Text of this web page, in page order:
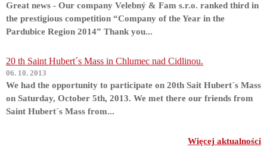
Great news - Our company Velebný & Fam s.r.o. ranked third in
the prestigious competition “Company of the Year in the
Pardubice Region 2014” Thank you...
20 th Saint Hubert´s Mass in Chlumec nad Cidlinou.
06. 10. 2013
We had the opportunity to participate on 20th Sait Hubert´s Mass
on Saturday, October 5th, 2013. We met there our friends from
Saint Hubert´s Mass from...
Więcej aktualności